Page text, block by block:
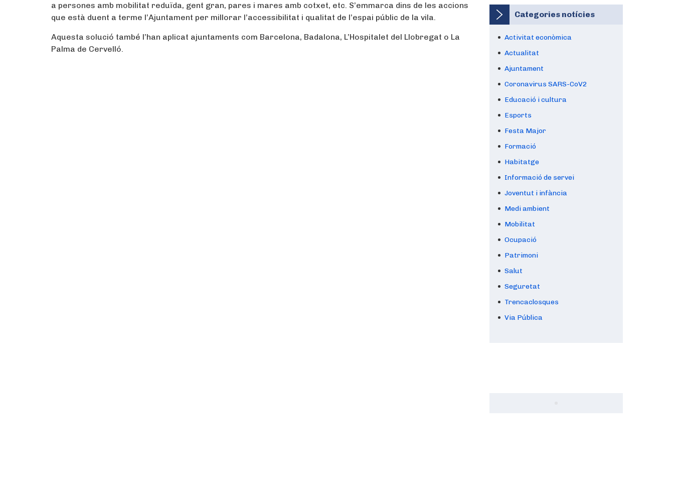
a persones amb mobilitat reduïda, gent gran, pares i mares amb cotxet, etc. S’emmarca dins de les accions
que està duent a terme l’Ajuntament per millorar l’accessibilitat i qualitat de l’espai públic de la vila.
Aquesta solució també l’han aplicat ajuntaments com Barcelona, Badalona, L’Hospitalet del Llobregat o La
Palma de Cervelló.
Categories notícies
Activitat econòmica
Actualitat
Ajuntament
Coronavirus SARS-CoV2
Educació i cultura
Esports
Festa Major
Formació
Habitatge
Informació de servei
Joventut i infància
Medi ambient
Mobilitat
Ocupació
Patrimoni
Salut
Seguretat
Trencaclosques
Via Pública